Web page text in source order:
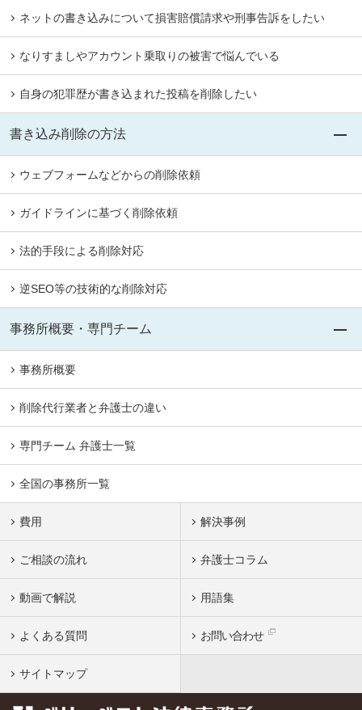
ネットの書き込みについて損害賠償請求や刑事告訴をしたい
なりすましやアカウント乗取りの被害で悩んでいる
自身の犯罪歴が書き込まれた投稿を削除したい
書き込み削除の方法
ウェブフォームなどからの削除依頼
ガイドラインに基づく削除依頼
法的手段による削除対応
逆SEO等の技術的な削除対応
事務所概要・専門チーム
事務所概要
削除代行業者と弁護士の違い
専門チーム 弁護士一覧
全国の事務所一覧
費用 解決事例
ご相談の流れ 弁護士コラム
動画で解説 用語集
よくある質問 お問い合わせ
サイトマップ